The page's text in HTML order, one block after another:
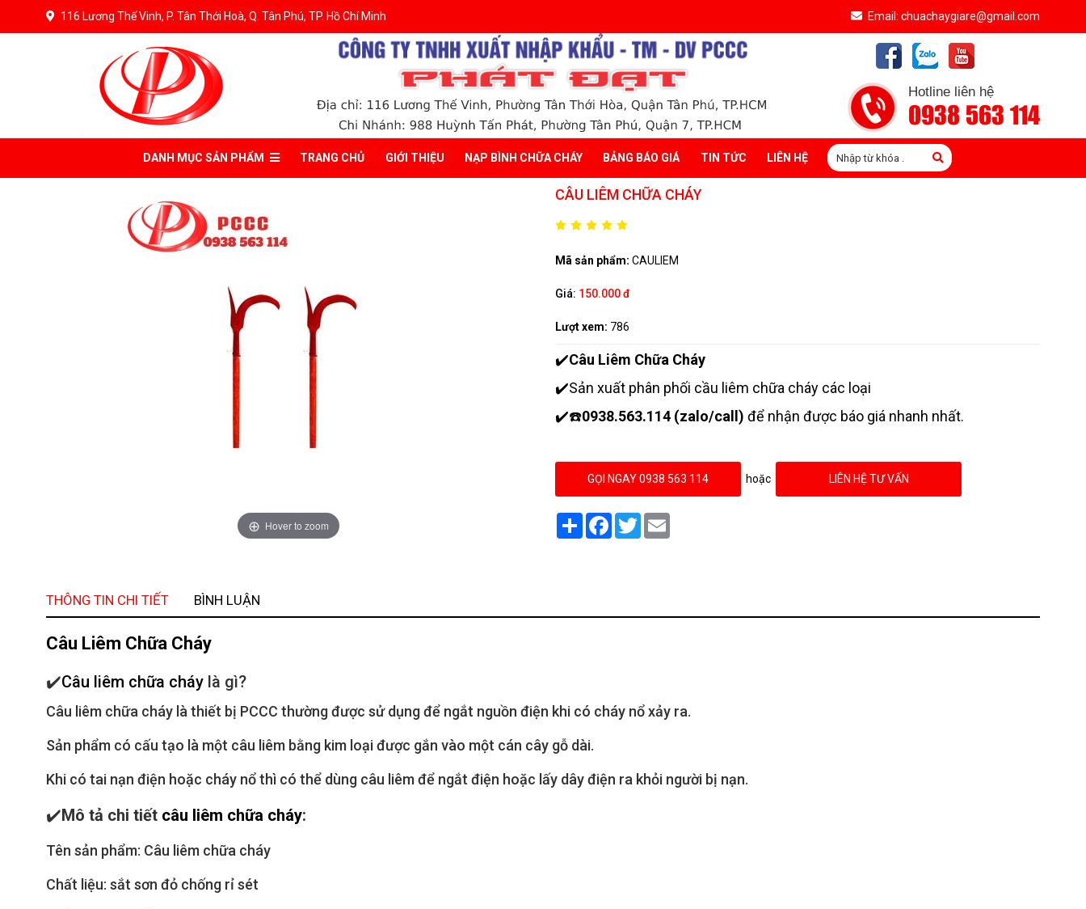
116 Lương Thế Vinh, P. Tân Thới Hoà, Q. Tân Phú, TP. Hồ Chí Minh Email: chuachaygiare@gmail.com
Hotline liên hệ
0938 563 114
DANH MỤC SẢN PHẨM TRANG CHỦ GIỚI THIỆU NẠP BÌNH CHỮA CHÁY BẢNG BÁO GIÁ TIN TỨC LIÊN HỆ
Hover to zoom
CÂU LIÊM CHỮA CHÁY
Mã sản phẩm: CAULIEM
Giá: 150.000 đ
Lượt xem: 786
✔️Câu Liêm Chữa Cháy
✔️Sản xuất phân phối cầu liêm chữa cháy các loại
✔️☎️0938.563.114 (zalo/call) để nhận được báo giá nhanh nhất.
GỌI NGAY 0938 563 114 hoặc LIÊN HỆ TƯ VẤN
Share Facebook
Twitter
THÔNG TIN CHI TIẾT BÌNH LUẬN
Câu Liêm Chữa Cháy
✔️Câu liêm chữa cháy là gì?
Câu liêm chữa cháy là thiết bị PCCC thường được sử dụng để ngắt nguồn điện khi có cháy nổ xảy ra.
Sản phẩm có cấu tạo là một câu liêm bằng kim loại được gắn vào một cán cây gỗ dài.
Khi có tai nạn điện hoặc cháy nổ thì có thể dùng câu liêm để ngắt điện hoặc lấy dây điện ra khỏi người bị nạn.
✔️Mô tả chi tiết câu liêm chữa cháy:
Tên sản phẩm: Câu liêm chữa cháy
Chất liệu: sắt sơn đỏ chống rỉ sét